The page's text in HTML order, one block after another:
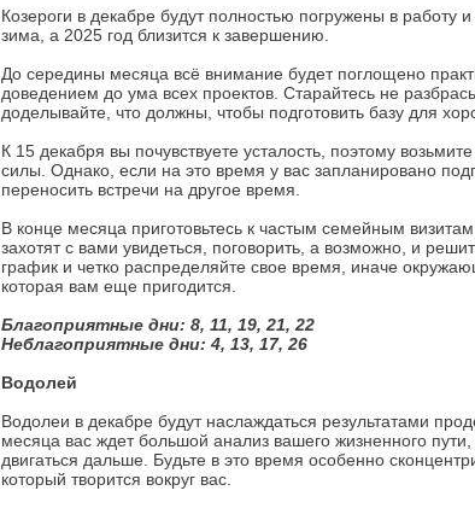
Козероги в декабре будут полностью погружены в работу
зима, а 2025 год близится к завершению.
До середины месяца всё внимание будет поглощено
доведением до ума всех проектов. Старайтесь не
доделывайте, что должны, чтобы подготовить базу для
К 15 декабря вы почувствуете усталость, поэтому
силы. Однако, если на это время у вас запланировано
переносить встречи на другое время.
В конце месяца приготовьтесь к частым семейным
захотят с вами увидеться, поговорить, а возможно, и
график и четко распределяйте свое время, иначе
которая вам еще пригодится.
Благоприятные дни: 8, 11, 19, 21, 22
Неблагоприятные дни: 4, 13, 17, 26
Водолей
Водолеи в декабре будут наслаждаться результатами
месяца вас ждет большой анализ вашего жизненного
двигаться дальше. Будьте в это время особенно
который творится вокруг вас.